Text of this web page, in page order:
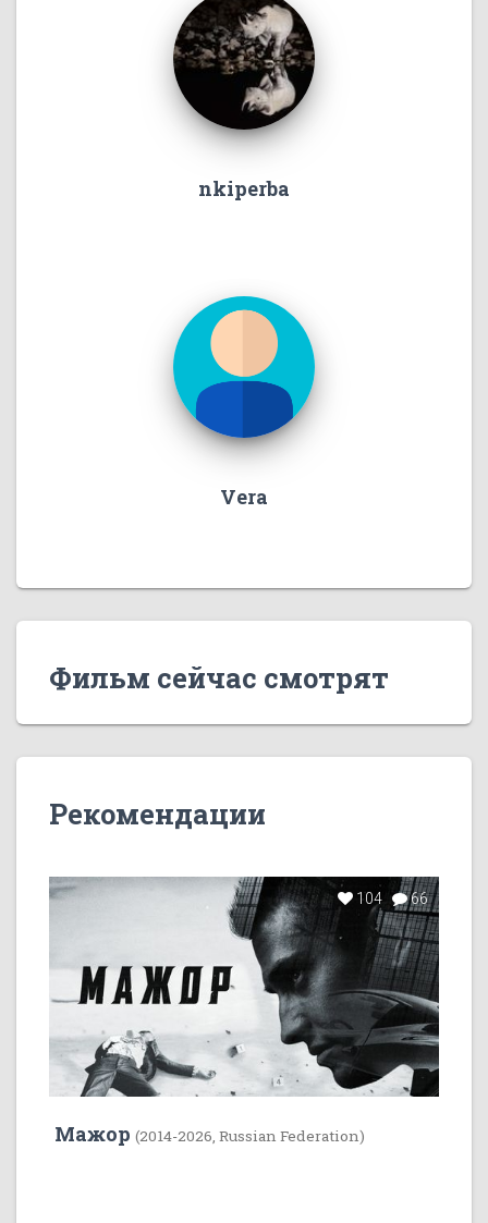
nkiperba
Vera
Фильм сейчас смотрят
Рекомендации
104 66
Мажор (2014-2026, Russian Federation)